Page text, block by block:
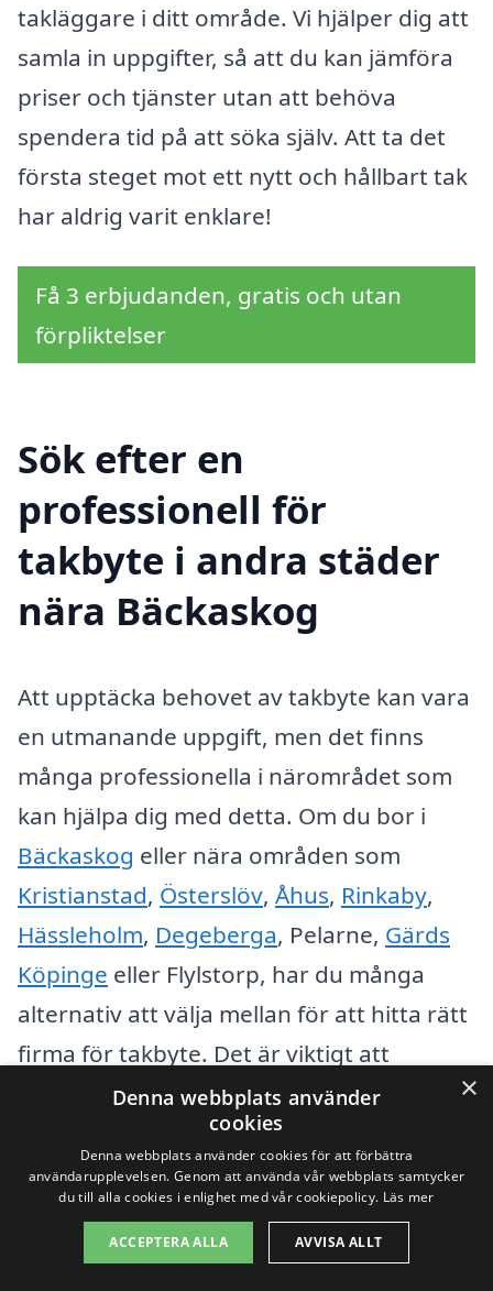
takläggare i ditt område. Vi hjälper dig att
samla in uppgifter, så att du kan jämföra
priser och tjänster utan att behöva
spendera tid på att söka själv. Att ta det
första steget mot ett nytt och hållbart tak
har aldrig varit enklare!
Få 3 erbjudanden, gratis och utan
förpliktelser
Sök efter en
professionell för
takbyte i andra städer
nära Bäckaskog
Att upptäcka behovet av takbyte kan vara
en utmanande uppgift, men det finns
många professionella i närområdet som
kan hjälpa dig med detta. Om du bor i
Bäckaskog eller nära områden som
Kristianstad, Österslöv, Åhus, Rinkaby,
Hässleholm, Degeberga, Pelarne, Gärds
Köpinge eller Flylstorp, har du många
alternativ att välja mellan för att hitta rätt
firma för takbyte. Det är viktigt att
jämföra olika offerter och tjänster för att
säkerställa att du får ett prisvärt och
kvalitativt takbyte.
Genom att använda takbyte-pris.se kan
×
Denna webbplats använder
cookies
Denna webbplats använder cookies för att förbättra
användarupplevelsen. Genom att använda vår webbplats samtycker
du till alla cookies i enlighet med vår cookiepolicy. Läs mer
ACCEPTERA ALLA AVVISA ALLT